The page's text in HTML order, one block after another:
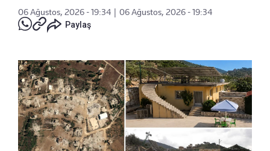
06 Ağustos, 2026 - 19:34
06 Ağustos, 2026 - 19:34
Paylaş